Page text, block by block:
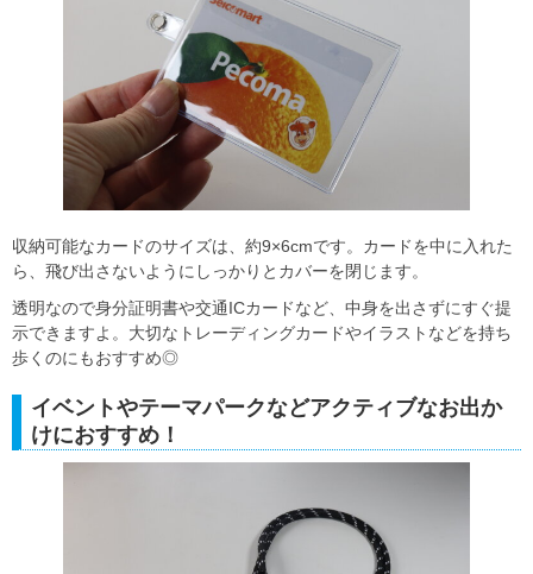
収納可能なカードのサイズは、約9×6cmです。カードを中に入れた
ら、飛び出さないようにしっかりとカバーを閉じます。
透明なので身分証明書や交通ICカードなど、中身を出さずにすぐ提
示できますよ。大切なトレーディングカードやイラストなどを持ち
歩くのにもおすすめ◎
イベントやテーマパークなどアクティブなお出か
けにおすすめ！